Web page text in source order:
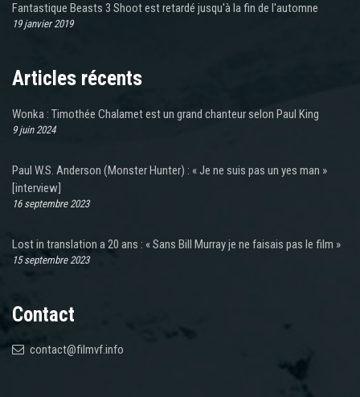
Fantastique Beasts 3 Shoot est retardé jusqu'à la fin de l'automne
19 janvier 2019
Articles récents
Wonka : Timothée Chalamet est un grand chanteur selon Paul King
9 juin 2024
Paul W.S. Anderson (Monster Hunter) : « Je ne suis pas un yes man »
[interview]
16 septembre 2023
Lost in translation a 20 ans : « Sans Bill Murray je ne faisais pas le film »
15 septembre 2023
Contact
contact@filmvf.info